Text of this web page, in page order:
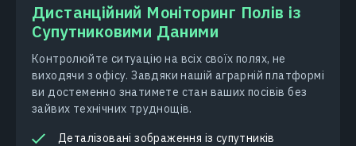
Дистанційний Моніторинг Полів із
Супутниковими Даними
Контролюйте ситуацію на всіх своїх полях, не
виходячи з офісу. Завдяки нашій аграрній платформі
ви достеменно знатимете стан ваших посівів без
зайвих технічних труднощів.
Деталізовані зображення із супутників